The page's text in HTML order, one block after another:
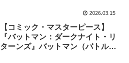
2026.03.15
【コミック・マスターピース】
『バットマン：ダークナイト・リ
ターンズ』バットマン（バトルダ